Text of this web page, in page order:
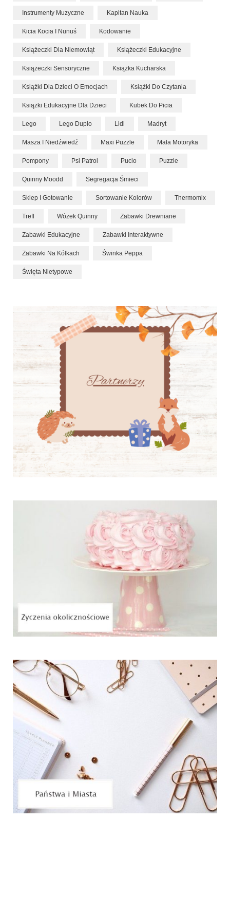
Instrumenty Muzyczne Kapitan Nauka
Kicia Kocia I Nunuś Kodowanie
Książeczki Dla Niemowląt Książeczki Edukacyjne
Książeczki Sensoryczne Książka Kucharska
Książki Dla Dzieci O Emocjach Książki Do Czytania
Książki Edukacyjne Dla Dzieci Kubek Do Picia
Lego Lego Duplo Lidl Madryt
Masza I Niedźwiedź Maxi Puzzle Mała Motoryka
Pompony Psi Patrol Pucio Puzzle
Quinny Moodd Segregacja Śmieci
Sklep I Gotowanie Sortowanie Kolorów Thermomix
Trefl Wózek Quinny Zabawki Drewniane
Zabawki Edukacyjne Zabawki Interaktywne
Zabawki Na Kółkach Świnka Peppa
Święta Nietypowe